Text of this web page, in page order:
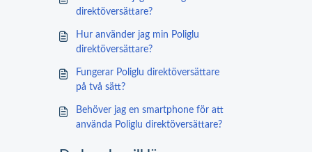
direktöversättare?
Hur använder jag min Poliglu
direktöversättare?
Fungerar Poliglu direktöversättare
på två sätt?
Behöver jag en smartphone för att
använda Poliglu direktöversättare?